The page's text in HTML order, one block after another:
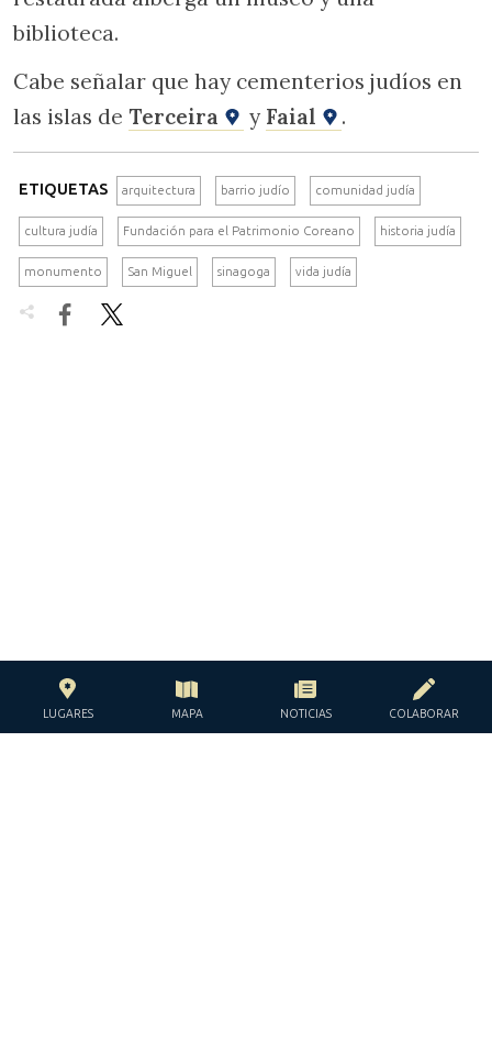
biblioteca.
Cabe señalar que hay cementerios judíos en
las islas de Terceira y Faial .
ETIQUETAS arquitectura barrio judío comunidad judía
cultura judía Fundación para el Patrimonio Coreano historia judía
monumento San Miguel sinagoga vida judía
 
LUGARES MAPA NOTICIAS COLABORAR